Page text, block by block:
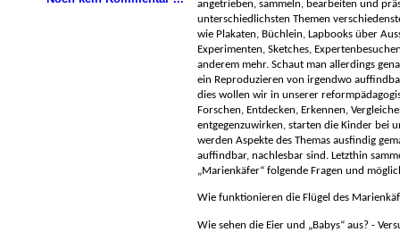
angetrieben, sammeln, bearbeiten und
unterschiedlichsten Themen
wie Plakaten, Büchlein, Lapbooks über
Experimenten, Sketches,
anderem mehr. Schaut man allerdings
ein Reproduzieren von irgendwo
dies wollen wir in unserer
Forschen, Entdecken, Erkennen,
entgegenzuwirken, starten die Kinder bei
werden Aspekte des Themas ausfindig
auffindbar, nachlesbar sind. Letzthin
Marienkäfer“ folgende Fragen und
Wie funktionieren die Flügel des
Wie sehen die Eier und „Babys“ aus? -